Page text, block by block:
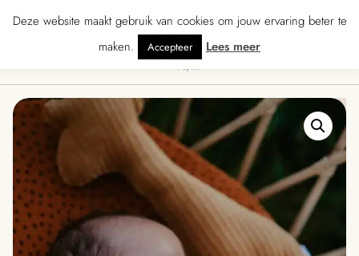
· Gratis verzending vanaf € 70 · Gratis kaartje met je bestelling •
Deze website maakt gebruik van cookies om jouw ervaring beter te
maken.
Accepteer Lees meer